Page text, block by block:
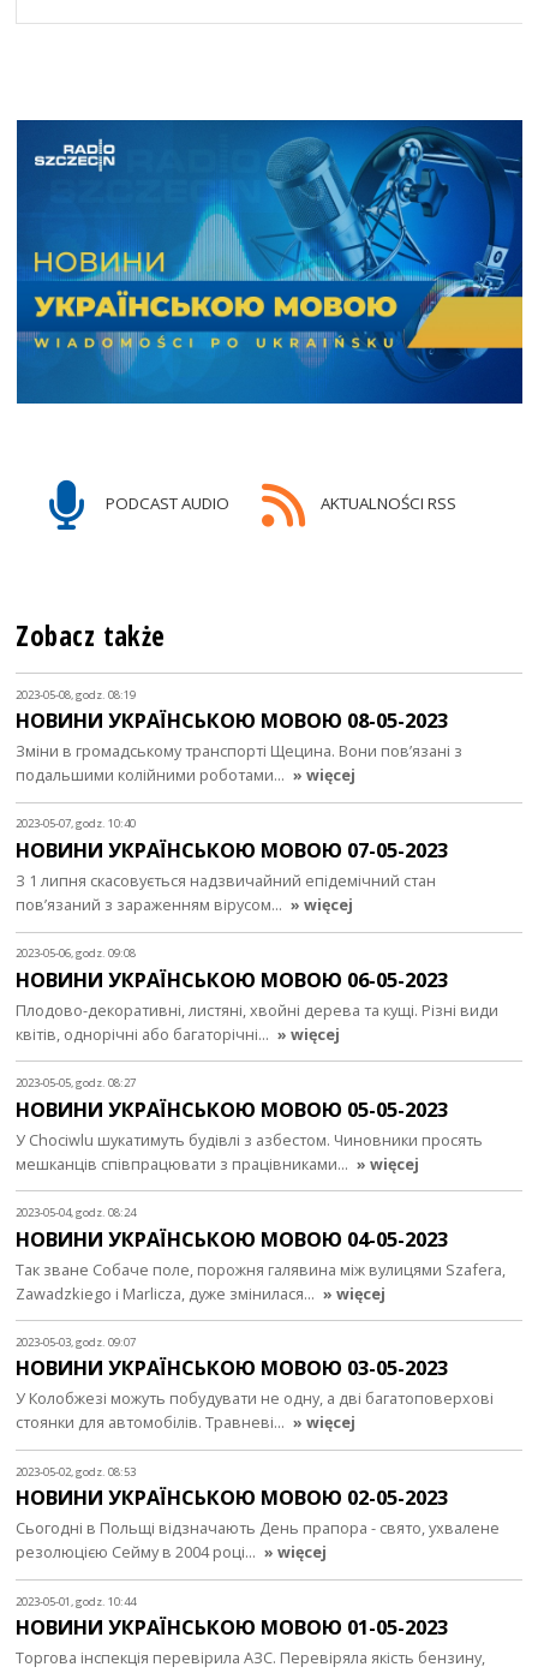
PODCAST AUDIO AKTUALNOŚCI RSS
Zobacz także
2023-05-08, godz. 08:19
НОВИНИ УКРАЇНСЬКОЮ МОВОЮ 08-05-2023
Зміни в громадському транспорті Щецина. Вони пов’язані з
подальшими колійними роботами… » więcej
2023-05-07, godz. 10:40
НОВИНИ УКРАЇНСЬКОЮ МОВОЮ 07-05-2023
З 1 липня скасовується надзвичайний епідемічний стан
пов’язаний з зараженням вірусом… » więcej
2023-05-06, godz. 09:08
НОВИНИ УКРАЇНСЬКОЮ МОВОЮ 06-05-2023
Плодово-декоративні, листяні, хвойні дерева та кущі. Різні види
квітів, однорічні або багаторічні… » więcej
2023-05-05, godz. 08:27
НОВИНИ УКРАЇНСЬКОЮ МОВОЮ 05-05-2023
У Chociwlu шукатимуть будівлі з азбестом. Чиновники просять
мешканців співпрацювати з працівниками… » więcej
2023-05-04, godz. 08:24
НОВИНИ УКРАЇНСЬКОЮ МОВОЮ 04-05-2023
Так зване Собаче поле, порожня галявина між вулицями Szafera,
Zawadzkiego i Marlicza, дуже змінилася… » więcej
2023-05-03, godz. 09:07
НОВИНИ УКРАЇНСЬКОЮ МОВОЮ 03-05-2023
У Колобжезі можуть побудувати не одну, а дві багатоповерхові
стоянки для автомобілів. Травневі… » więcej
2023-05-02, godz. 08:53
НОВИНИ УКРАЇНСЬКОЮ МОВОЮ 02-05-2023
Сьогодні в Польщі відзначають День прапора - свято, ухвалене
резолюцією Сейму в 2004 році… » więcej
2023-05-01, godz. 10:44
НОВИНИ УКРАЇНСЬКОЮ МОВОЮ 01-05-2023
Торгова інспекція перевірила АЗС. Перевіряла якість бензину,